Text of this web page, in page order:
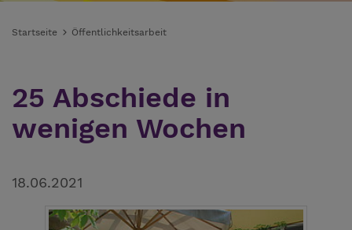
Startseite Öffentlichkeitsarbeit
25 Abschiede in
wenigen Wochen
18.06.2021